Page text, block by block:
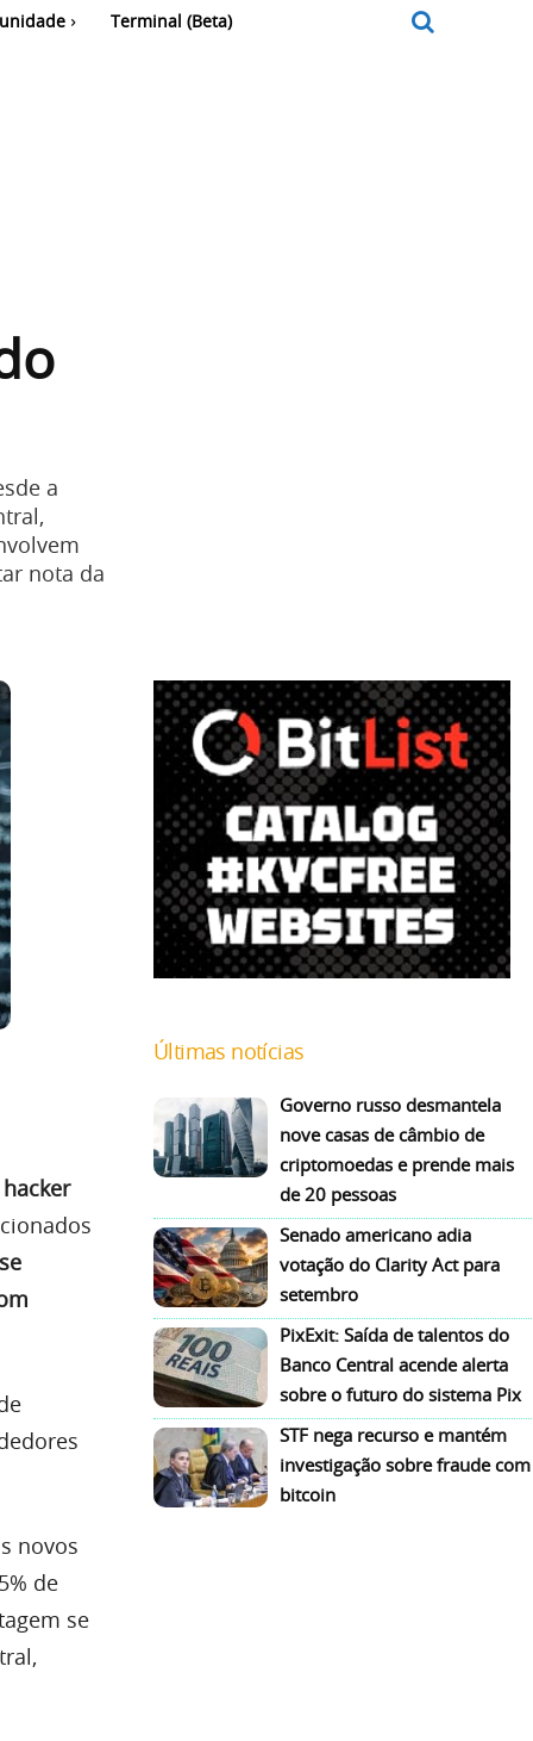
Terminal (Beta)
a
nota da
novos
de
se
Últimas notícias
Governo russo desmantela
nove casas de câmbio de
criptomoedas e prende mais
de 20 pessoas
Senado americano adia
votação do Clarity Act para
setembro
PixExit: Saída de talentos do
Banco Central acende alerta
sobre o futuro do sistema Pix
STF nega recurso e mantém
investigação sobre fraude com
bitcoin